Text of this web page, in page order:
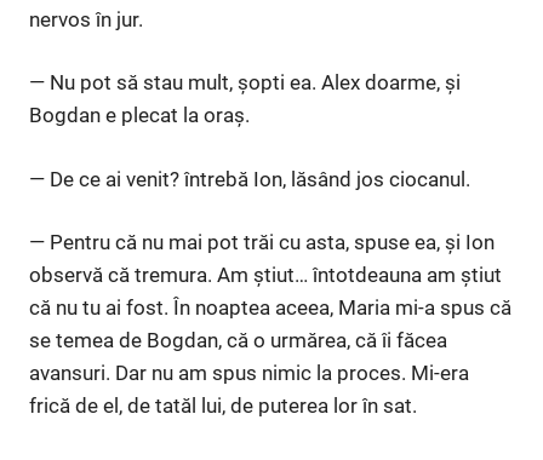
nervos în jur.
— Nu pot să stau mult, șopti ea. Alex doarme, și
Bogdan e plecat la oraș.
— De ce ai venit? întrebă Ion, lăsând jos ciocanul.
— Pentru că nu mai pot trăi cu asta, spuse ea, și Ion
observă că tremura. Am știut… întotdeauna am știut
că nu tu ai fost. În noaptea aceea, Maria mi-a spus că
se temea de Bogdan, că o urmărea, că îi făcea
avansuri. Dar nu am spus nimic la proces. Mi-era
frică de el, de tatăl lui, de puterea lor în sat.